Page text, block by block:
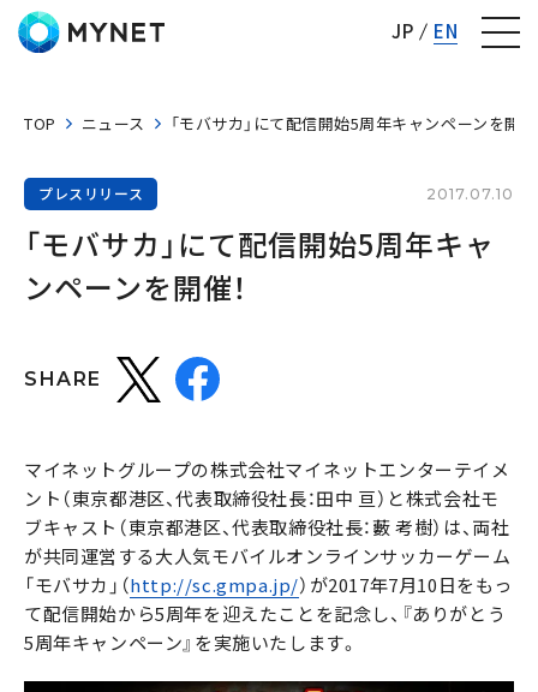
JP EN
TOP ニュース 「モバサカ」にて配信開始5周年キャンペーンを開催
プレスリリース 2017.07.10
「モバサカ」にて配信開始5周年キャ
ンペーンを開催！
SHARE
マイネットグループの株式会社マイネットエンターテイメ
ント（東京都港区、代表取締役社長：田中 亘）と株式会社モ
ブキャスト（東京都港区、代表取締役社長：藪 考樹）は、両社
が共同運営する大人気モバイルオンラインサッカーゲーム
「モバサカ」（http://sc.gmpa.jp/）が2017年7月10日をもっ
て配信開始から5周年を迎えたことを記念し、『ありがとう
5周年キャンペーン』を実施いたします。